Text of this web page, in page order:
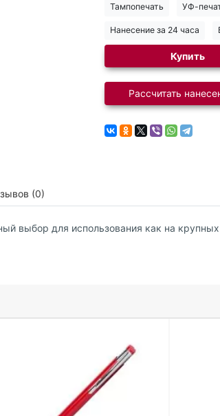
Тампопечать УФ-
Нанесение за 24 часа
Купить
Рассчитать
(0)
выбор для использования как на